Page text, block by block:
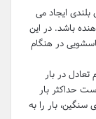
ایجاد می
باشد. در این
در هنگام
در بار
حداکثر بار
بار را به